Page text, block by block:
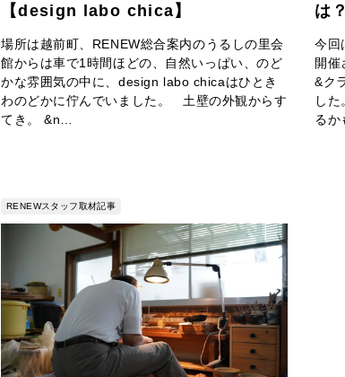
【design labo chica】
場所は越前町、RENEW総合案内のうるしの里会
館からは車で1時間ほどの、自然いっぱい、のど
かな雰囲気の中に、design labo chicaはひとき
わのどかに佇んでいました。 土壁の外観からす
てき。 &n…
は
今回
開催
&ク
し
るか
RENEWスタッフ取材記事